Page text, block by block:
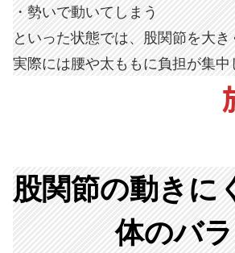
・勢いで動いてしまう
といった状態では、股関節を大き
実際には腰や太ももに負担が集中
股関節の動きに
体のバ